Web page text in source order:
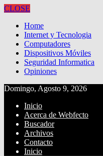
CLOSE
Home
Internet y Tecnologia
Computadores
Dispositivos Móviles
Seguridad Informatica
Opiniones
Domingo, Agosto 9, 2026
Inicio
Acerca de Webfecto
Buscador
Archivos
Contacto
Inicio